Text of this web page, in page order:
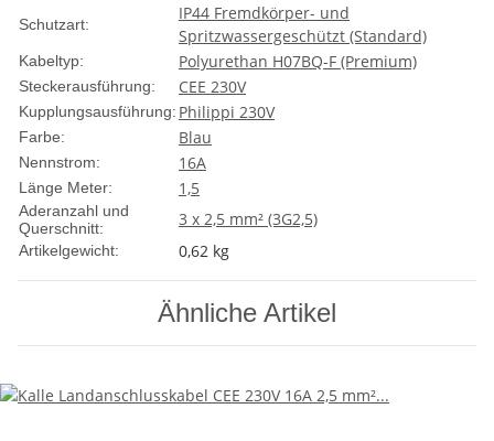
Schutzart:
IP44 Fremdkörper- und
Spritzwassergeschützt (Standard)
Kabeltyp: Polyurethan H07BQ-F (Premium)
Steckerausführung: CEE 230V
Kupplungsausführung: Philippi 230V
Farbe: Blau
Nennstrom: 16A
Länge Meter: 1,5
Aderanzahl und
Querschnitt:
3 x 2,5 mm² (3G2,5)
Artikelgewicht: 0,62 kg
Ähnliche Artikel